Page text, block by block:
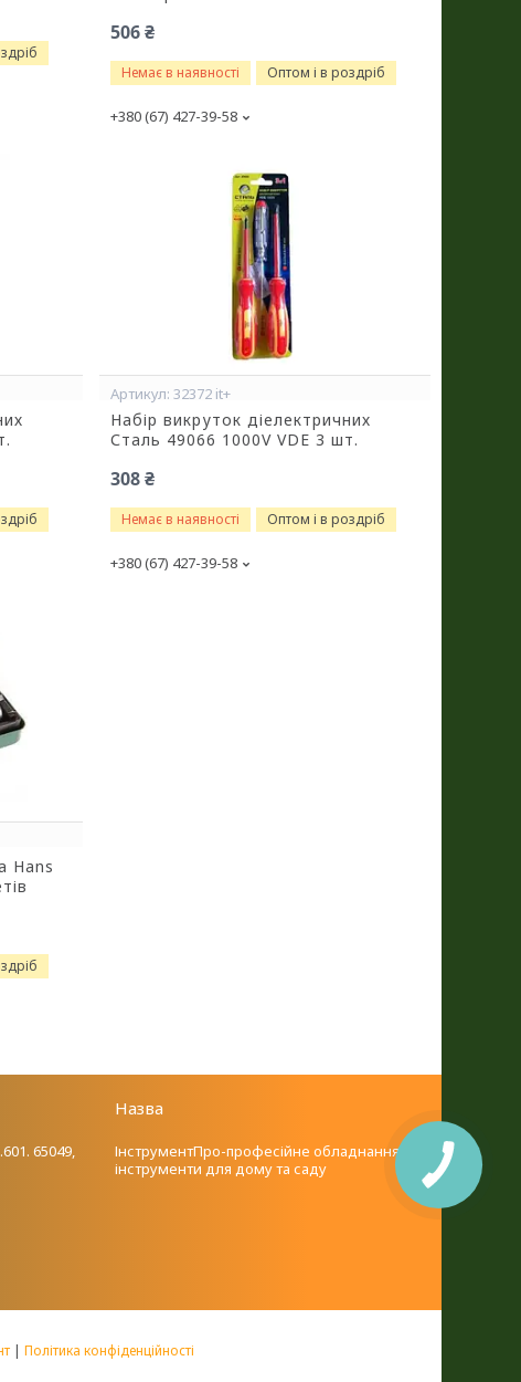
506 ₴
Немає в наявності Оптом і в роздріб
+380 (67) 427-39-58
32372 it+
Набір викруток діелектричних
Сталь 49066 1000V VDE 3 шт.
308 ₴
Немає в наявності Оптом і в роздріб
+380 (67) 427-39-58
Hans
65049,
Назва
ІнструментПро-професійне обладнання та
інструменти для дому та саду
| Політика конфіденційності